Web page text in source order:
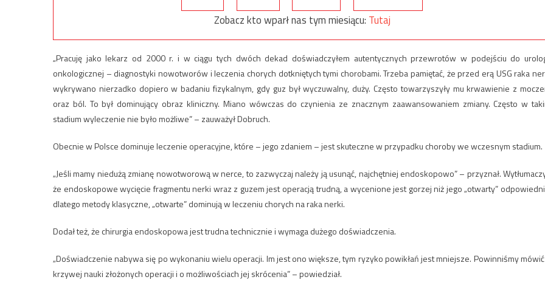
Zobacz kto wparł nas tym miesiącu: Tutaj
„Pracuję jako lekarz od 2000 r. i w ciągu tych dwóch dekad doświadczyłem autentycznych przewrotów w podejściu do
onkologicznej – diagnostyki nowotworów i leczenia chorych dotkniętych tymi chorobami. Trzeba pamiętać, że przed erą USG raka
wykrywano nierzadko dopiero w badaniu fizykalnym, gdy guz był wyczuwalny, duży. Często towarzyszyły mu krwawienie z
oraz ból. To był dominujący obraz kliniczny. Miano wówczas do czynienia ze znacznym zaawansowaniem zmiany. Często w
stadium wyleczenie nie było możliwe” – zauważył Dobruch.
Obecnie w Polsce dominuje leczenie operacyjne, które – jego zdaniem – jest skuteczne w przypadku choroby we wczesnym stadium.
„Jeśli mamy niedużą zmianę nowotworową w nerce, to zazwyczaj należy ją usunąć, najchętniej endoskopowo” – przyznał.
że endoskopowe wycięcie fragmentu nerki wraz z guzem jest operacją trudną, a wycenione jest gorzej niż jego „otwarty”
dlatego metody klasyczne, „otwarte” dominują w leczeniu chorych na raka nerki.
Dodał też, że chirurgia endoskopowa jest trudna technicznie i wymaga dużego doświadczenia.
„Doświadczenie nabywa się po wykonaniu wielu operacji. Im jest ono większe, tym ryzyko powikłań jest mniejsze. Powinniśmy
krzywej nauki złożonych operacji i o możliwościach jej skrócenia” – powiedział.